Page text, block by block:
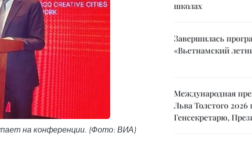
на конференции. (Фото: ВИА)
школах
Завершилась
«Вьетнамский
Международная
Льва Толстого 2026
Генсекретарю,